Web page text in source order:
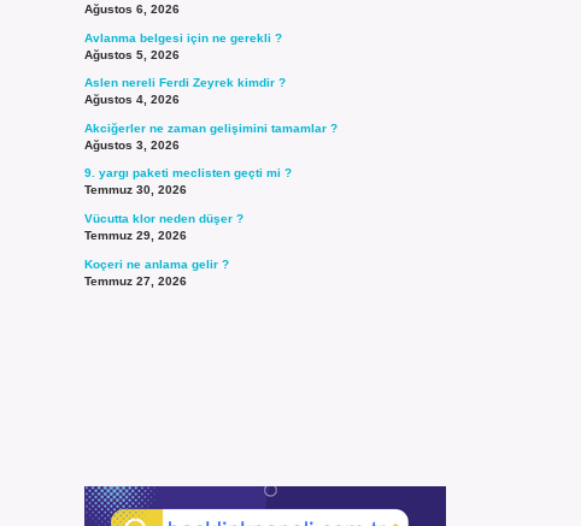
Ağustos 6, 2026
Avlanma belgesi için ne gerekli ?
Ağustos 5, 2026
Aslen nereli Ferdi Zeyrek kimdir ?
Ağustos 4, 2026
Akciğerler ne zaman gelişimini tamamlar ?
Ağustos 3, 2026
9. yargı paketi meclisten geçti mi ?
Temmuz 30, 2026
Vücutta klor neden düşer ?
Temmuz 29, 2026
Koçeri ne anlama gelir ?
Temmuz 27, 2026